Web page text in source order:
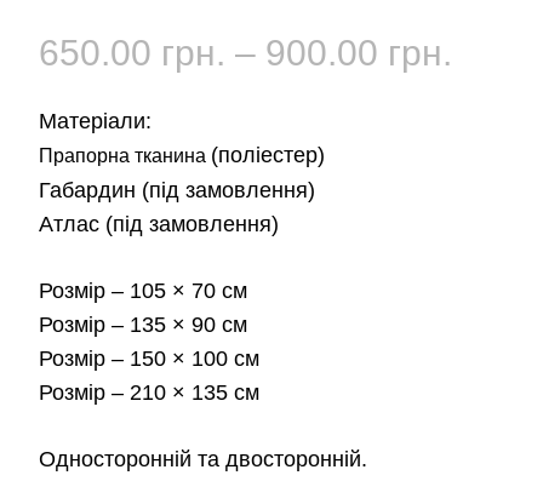
650.00 грн. – 900.00 грн.
Матеріали:
Прапорна тканина (поліестер)
Габардин (під замовлення)
Атлас (під замовлення)
Розмір – 105 × 70 см
Розмір – 135 × 90 см
Розмір – 150 × 100 см
Розмір – 210 × 135 см
Односторонній та двосторонній.